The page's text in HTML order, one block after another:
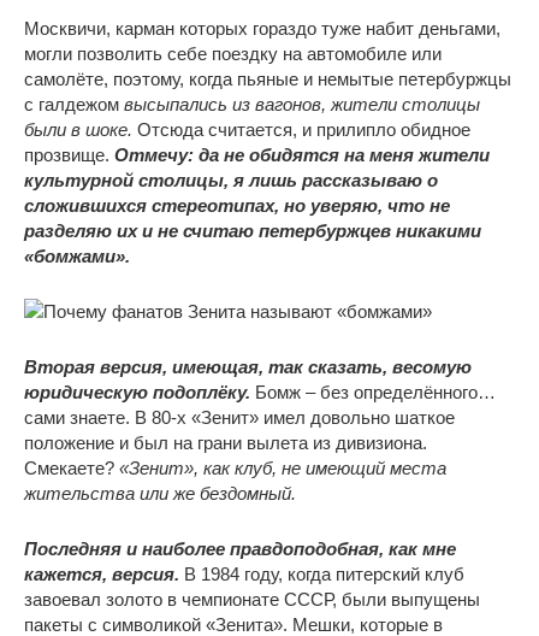
Москвичи, карман которых гораздо туже набит деньгами,
могли позволить себе поездку на автомобиле или
самолёте, поэтому, когда пьяные и немытые петербуржцы
с галдежом высыпались из вагонов, жители столицы
были в шоке. Отсюда считается, и прилипло обидное
прозвище. Отмечу: да не обидятся на меня жители
культурной столицы, я лишь рассказываю о
сложившихся стереотипах, но уверяю, что не
разделяю их и не считаю петербуржцев никакими
«бомжами».
Вторая версия, имеющая, так сказать, весомую
юридическую подоплёку. Бомж – без определённого…
сами знаете. В 80-х «Зенит» имел довольно шаткое
положение и был на грани вылета из дивизиона.
Смекаете? «Зенит», как клуб, не имеющий места
жительства или же бездомный.
Последняя и наиболее правдоподобная, как мне
кажется, версия. В 1984 году, когда питерский клуб
завоевал золото в чемпионате СССР, были выпущены
пакеты с символикой «Зенита». Мешки, которые в